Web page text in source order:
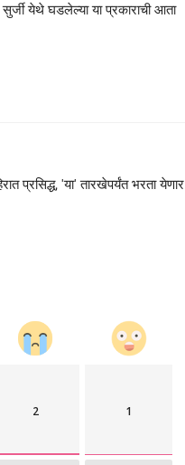
येथे घडलेल्या या प्रकाराची आता
प्रसिद्ध, 'या' तारखेपर्यंत भरता येणार
2 1